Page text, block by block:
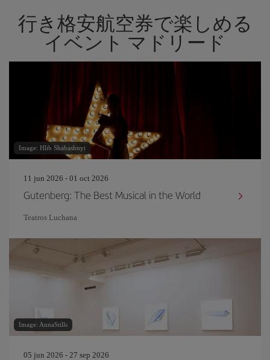
行き格安航空券で楽しめる
イベント マドリード
Image: Hlib Shabashnyi
11 jun 2026 - 01 oct 2026
Gutenberg: The Best Musical in the World
Teatros Luchana
Image: AnnaStills
05 jun 2026 - 27 sep 2026